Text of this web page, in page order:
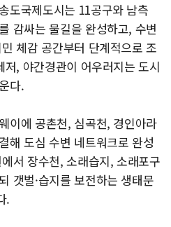
도국제도시는 11공구와 남측
감싸는 물길을 완성하고, 수변
체감 공간부터 단계적으로 조
, 야간경관이 어우러지는 도시
다.
이에 공촌천, 심곡천, 경인아라
해 도심 수변 네트워크로 완성
서 장수천, 소래습지, 소래포구
갯벌·습지를 보전하는 생태문
.